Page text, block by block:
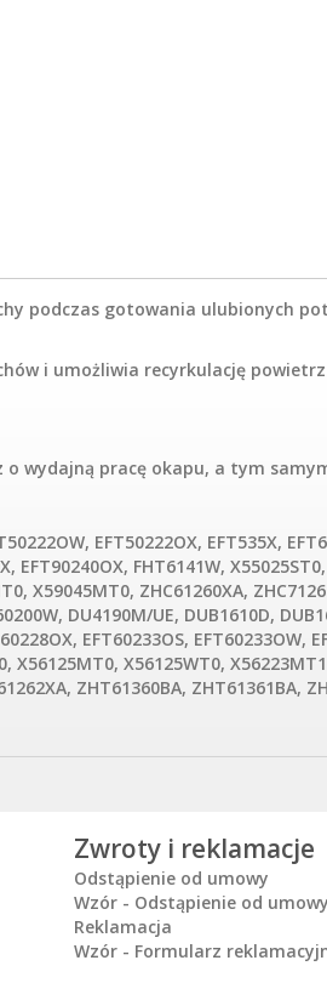
podczas gotowania ulubionych
i umożliwia recyrkulację
wydajną pracę okapu, a tym
EFT50222OX, EFT535X,
EFT90240OX, FHT6141W,
X59045MT0, ZHC61260XA,
DU4190M/UE, DUB1610D,
EFT60233OS, EFT60233OW,
X56125WT0,
ZHT61360BA, ZHT61361BA,
Zwroty i reklamacje
Odstąpienie od umowy
Wzór - Odstąpienie od
Reklamacja
Wzór - Formularz